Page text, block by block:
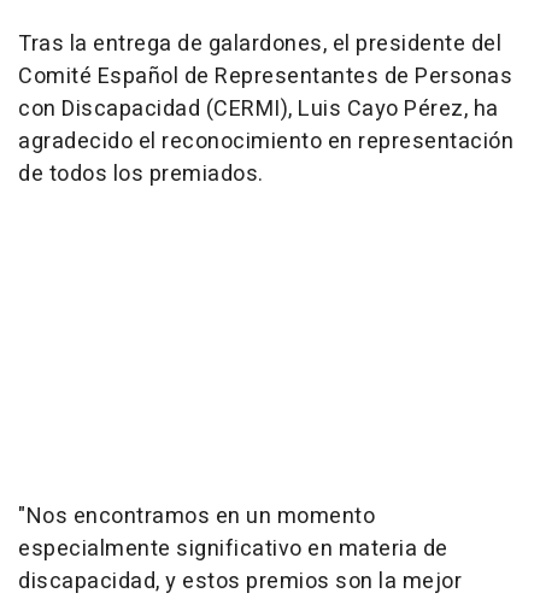
Tras la entrega de galardones, el presidente del
Comité Español de Representantes de Personas
con Discapacidad (CERMI), Luis Cayo Pérez, ha
agradecido el reconocimiento en representación
de todos los premiados.
"Nos encontramos en un momento
especialmente significativo en materia de
discapacidad, y estos premios son la mejor